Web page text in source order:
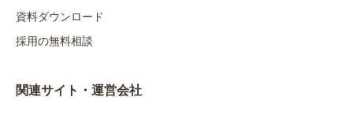
資料ダウンロード
採用の無料相談
関連サイト・運営会社